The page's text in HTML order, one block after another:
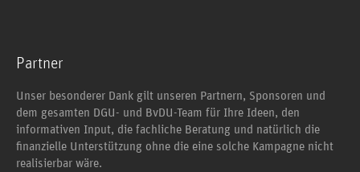
Partner
Unser besonderer Dank gilt unseren Partnern, Sponsoren und
dem gesamten DGU- und BvDU-Team für Ihre Ideen, den
informativen Input, die fachliche Beratung und natürlich die
finanzielle Unterstützung ohne die eine solche Kampagne nicht
realisierbar wäre.